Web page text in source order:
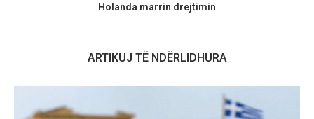
Holanda marrin drejtimin
ARTIKUJ TË NDËRLIDHURA